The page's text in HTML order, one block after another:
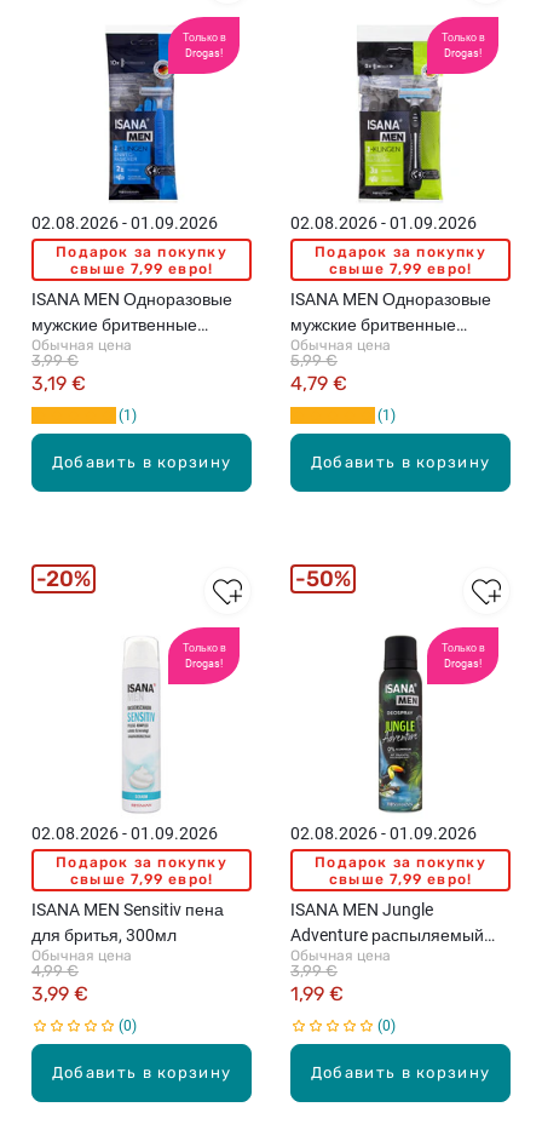
Только в
Drogas!
Добавить в корзину
02.08.2026 - 01.09.2026
Подарок за покупку
свыше 7,99 евро!
ISANA MEN Одноразовые
мужские бритвенные
станки, 10шт.
Обычная цена
3,19 €
3,99 €
1
Только в
Drogas!
Добавить в корзину
02.08.2026 - 01.09.2026
Подарок за покупку
свыше 7,99 евро!
ISANA MEN Одноразовые
мужские бритвенные
станки, 8шт.
Обычная цена
4,79 €
5,99 €
1
Только в
Drogas!
Добавить в корзину
02.08.2026 - 01.09.2026
Подарок за покупку
свыше 7,99 евро!
ISANA MEN Sensitiv пена
для бритья, 300мл
Обычная цена
3,99 €
4,99 €
0
20%
Только в
Drogas!
Добавить в корзину
02.08.2026 - 01.09.2026
Подарок за покупку
свыше 7,99 евро!
ISANA MEN Jungle
Adventure распыляемый
дезодорант, 150мл
Обычная цена
1,99 €
3,99 €
0
50%